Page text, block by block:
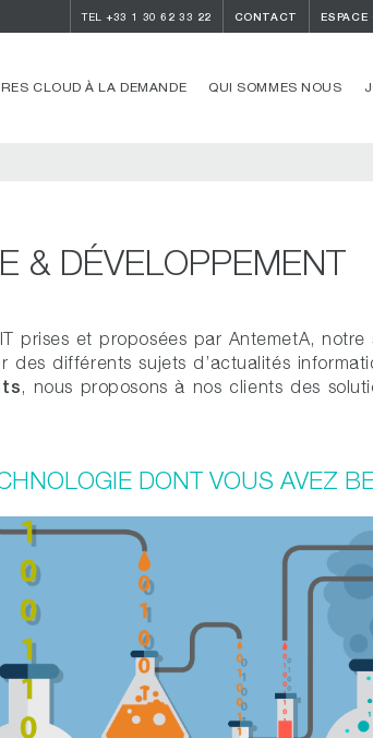
TEL +33 1 30 62 33 22 CONTACT ESPACE
CLOUD À LA DEMANDE QUI SOMMES NOUS
& DÉVELOPPEMENT
prises et proposées par AntemetA, notre
des différents sujets d’actualités
, nous proposons à nos clients des
DONT VOUS AVEZ